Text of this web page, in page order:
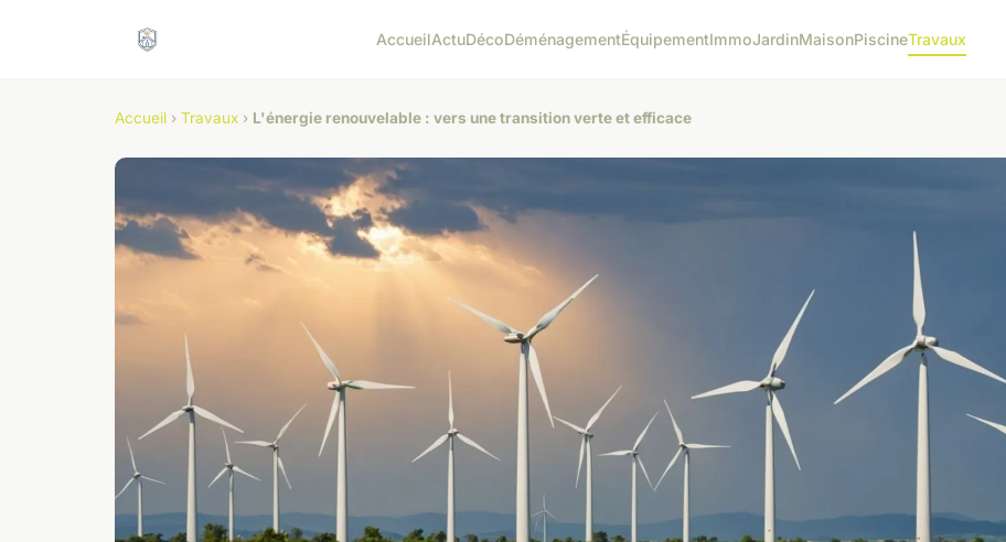
AccueilActuDécoDéménagementÉquipementImmoJardinMaisonPiscineTravaux
Accueil › Travaux › L'énergie renouvelable : vers une transition verte et efficace